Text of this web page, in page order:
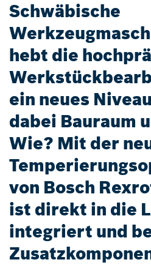
Schwäbische
hebt die
ein neues
dabei Bauraum
Wie? Mit der
von Bosch
ist direkt in die
integriert und